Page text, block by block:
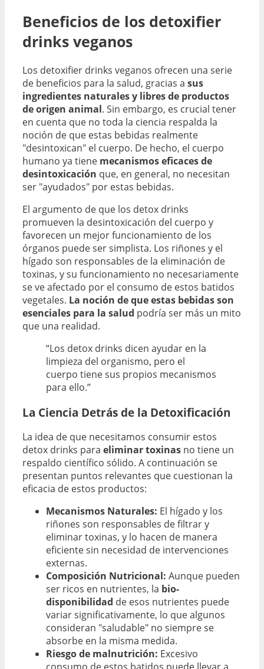
Beneficios de los detoxifier
drinks veganos
Los detoxifier drinks veganos ofrecen una serie
de beneficios para la salud, gracias a sus
ingredientes naturales y libres de productos
de origen animal. Sin embargo, es crucial tener
en cuenta que no toda la ciencia respalda la
noción de que estas bebidas realmente
"desintoxican" el cuerpo. De hecho, el cuerpo
humano ya tiene mecanismos eficaces de
desintoxicación que, en general, no necesitan
ser "ayudados" por estas bebidas.
El argumento de que los detox drinks
promueven la desintoxicación del cuerpo y
favorecen un mejor funcionamiento de los
órganos puede ser simplista. Los riñones y el
hígado son responsables de la eliminación de
toxinas, y su funcionamiento no necesariamente
se ve afectado por el consumo de estos batidos
vegetales. La noción de que estas bebidas son
esenciales para la salud podría ser más un mito
que una realidad.
“Los detox drinks dicen ayudar en la
limpieza del organismo, pero el
cuerpo tiene sus propios mecanismos
para ello.”
La Ciencia Detrás de la Detoxificación
La idea de que necesitamos consumir estos
detox drinks para eliminar toxinas no tiene un
respaldo científico sólido. A continuación se
presentan puntos relevantes que cuestionan la
eficacia de estos productos:
Mecanismos Naturales: El hígado y los
riñones son responsables de filtrar y
eliminar toxinas, y lo hacen de manera
eficiente sin necesidad de intervenciones
externas.
Composición Nutricional: Aunque pueden
ser ricos en nutrientes, la bio-
disponibilidad de esos nutrientes puede
variar significativamente, lo que algunos
consideran "saludable" no siempre se
absorbe en la misma medida.
Riesgo de malnutrición: Excesivo